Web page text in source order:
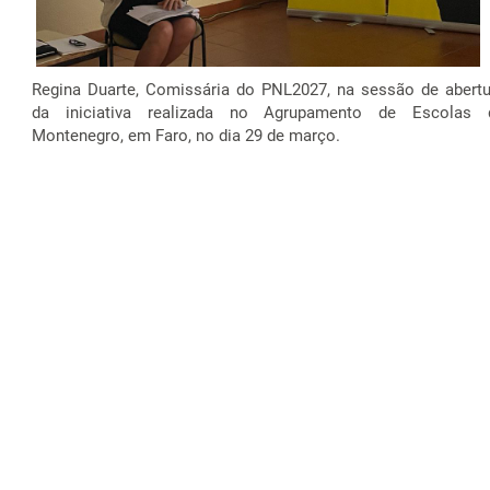
Regina Duarte, Comissária do PNL2027, na sessão de
da iniciativa realizada no Agrupamento de Escolas
Montenegro, em Faro, no dia 29 de março.